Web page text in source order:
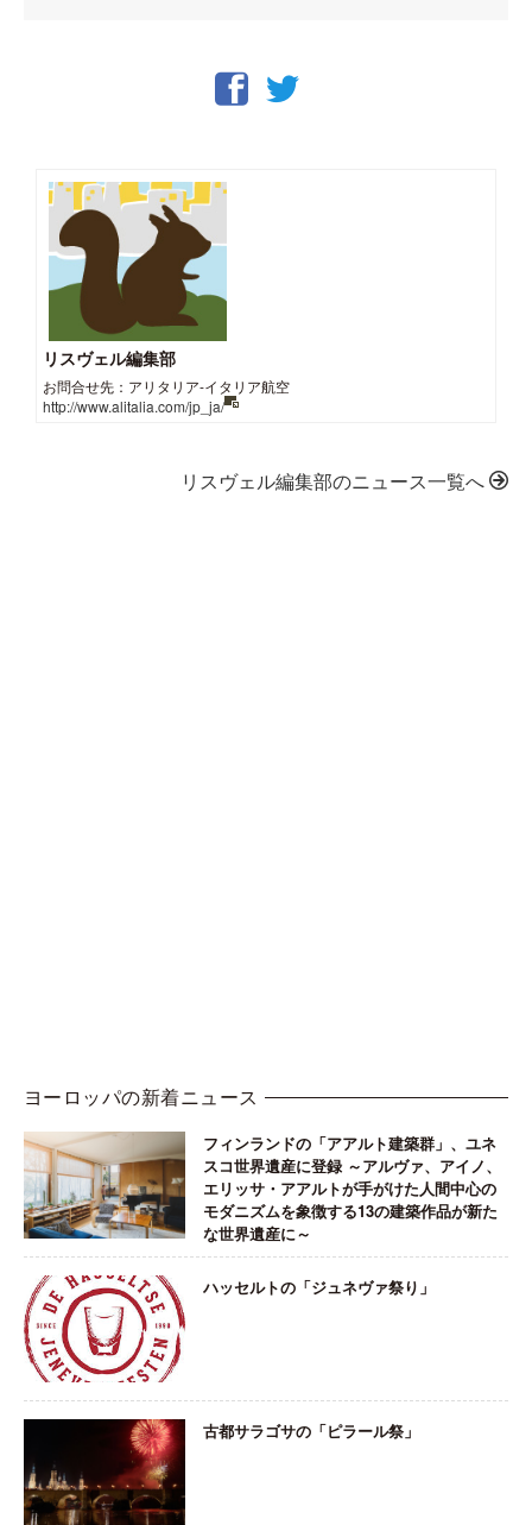
リスヴェル編集部
お問合せ先：アリタリア-イタリア航空
http://www.alitalia.com/jp_ja/
リスヴェル編集部のニュース一覧へ
ヨーロッパの新着ニュース
フィンランドの「アアルト建築群」、ユネ
スコ世界遺産に登録 ～アルヴァ、アイノ、
エリッサ・アアルトが手がけた人間中心の
モダニズムを象徴する13の建築作品が新た
な世界遺産に～
ハッセルトの「ジュネヴァ祭り」
古都サラゴサの「ピラール祭」